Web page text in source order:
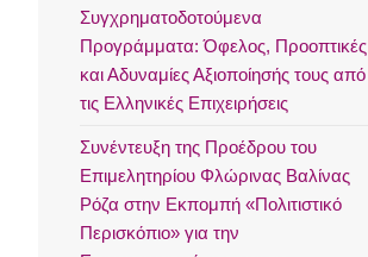
Συγχρηματοδοτούμενα
Προγράμματα: Όφελος, Προοπτικές
και Αδυναμίες Αξιοποίησής τους από
τις Ελληνικές Επιχειρήσεις
Συνέντευξη της Προέδρου του
Επιμελητηρίου Φλώρινας Βαλίνας
Ρόζα στην Εκπομπή «Πολιτιστικό
Περισκόπιο» για την